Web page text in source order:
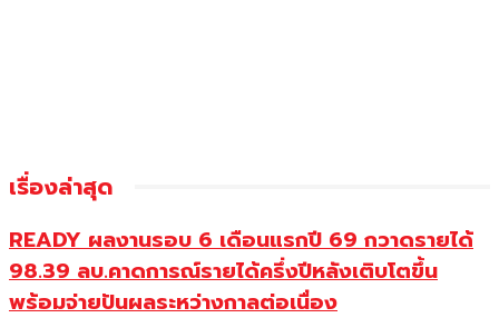
เรื่องล่าสุด
READY ผลงานรอบ 6 เดือนแรกปี 69 กวาดรายได้
98.39 ลบ.คาดการณ์รายได้ครึ่งปีหลังเติบโตขึ้น
พร้อมจ่ายปันผลระหว่างกาลต่อเนื่อง